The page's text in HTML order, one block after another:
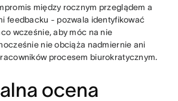
między rocznym przeglądem a
feedbacku - pozwala identyfikować
wcześnie, aby móc na nie
nie obciąża nadmiernie ani
procesem biurokratycznym.
ocena